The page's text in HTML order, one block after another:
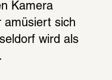
Kamera
amüsiert sich
wird als